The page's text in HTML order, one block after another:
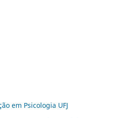
em Psicologia UFJ